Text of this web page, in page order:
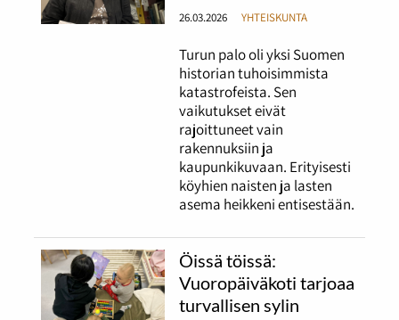
26.03.2026 YHTEISKUNTA
Turun palo oli yksi Suomen
historian tuhoisimmista
katastrofeista. Sen
vaikutukset eivät
rajoittuneet vain
rakennuksiin ja
kaupunkikuvaan. Erityisesti
köyhien naisten ja lasten
asema heikkeni entisestään.
Öissä töissä:
Vuoropäiväkoti tarjoaa
turvallisen sylin